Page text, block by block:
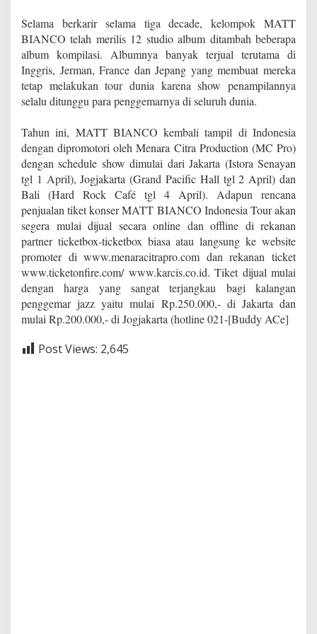
Selama berkarir selama tiga decade, kelompok MATT
BIANCO telah merilis 12 studio album ditambah beberapa
album kompilasi. Albumnya banyak terjual terutama di
Inggris, Jerman, France dan Jepang yang membuat mereka
tetap melakukan tour dunia karena show penampilannya
selalu ditunggu para penggemarnya di seluruh dunia.
Tahun ini, MATT BIANCO kembali tampil di Indonesia
dengan dipromotori oleh Menara Citra Production (MC Pro)
dengan schedule show dimulai dari Jakarta (Istora Senayan
tgl 1 April), Jogjakarta (Grand Pacific Hall tgl 2 April) dan
Bali (Hard Rock Café tgl 4 April). Adapun rencana
penjualan tiket konser MATT BIANCO Indonesia Tour akan
segera mulai dijual secara online dan offline di rekanan
partner ticketbox-ticketbox biasa atau langsung ke website
promoter di www.menaracitrapro.com dan rekanan ticket
www.ticketonfire.com/ www.karcis.co.id. Tiket dijual mulai
dengan harga yang sangat terjangkau bagi kalangan
penggemar jazz yaitu mulai Rp.250.000,- di Jakarta dan
mulai Rp.200.000,- di Jogjakarta (hotline 021-[Buddy ACe]
Post Views: 2,645